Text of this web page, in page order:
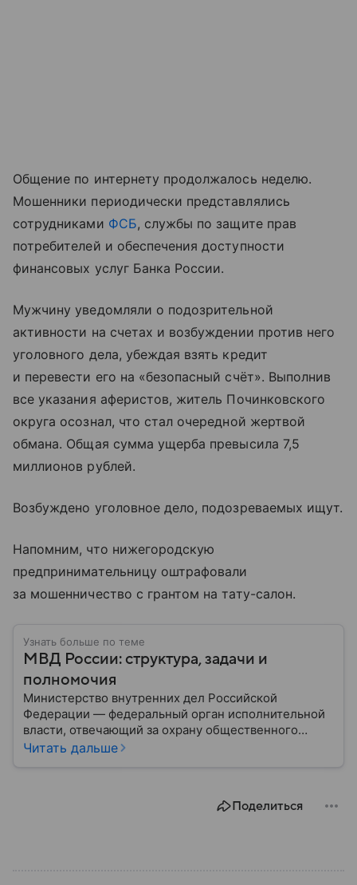
Общение по интернету продолжалось неделю.
Мошенники периодически представлялись
сотрудниками ФСБ, службы по защите прав
потребителей и обеспечения доступности
финансовых услуг Банка России.
Мужчину уведомляли о подозрительной
активности на счетах и возбуждении против него
уголовного дела, убеждая взять кредит
и перевести его на «безопасный счёт». Выполнив
все указания аферистов, житель Починковского
округа осознал, что стал очередной жертвой
обмана. Общая сумма ущерба превысила 7,5
миллионов рублей.
Возбуждено уголовное дело, подозреваемых ищут.
Напомним, что нижегородскую
предпринимательницу оштрафовали
за мошенничество с грантом на тату-салон.
Узнать больше по теме
МВД России: структура, задачи и
полномочия
Министерство внутренних дел Российской
Федерации — федеральный орган исполнительной
власти, отвечающий за охрану общественного
порядка, борьбу с преступностью, обеспечение
России, какие задачи выполняет министерство, как
Читать дальше
Поделиться